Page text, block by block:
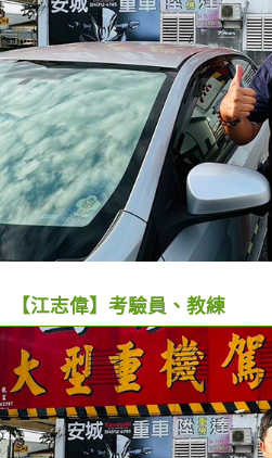
【江志偉】考驗員、教練